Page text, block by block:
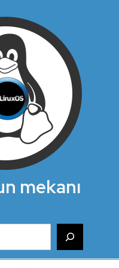
mekanı